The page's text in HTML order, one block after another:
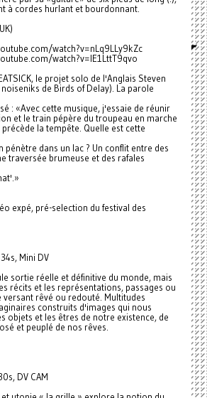
à cordes hurlant et bourdonnant.
watch?v=nLq9LLy9kZc
watch?v=lE1LttT9qvo
le projet solo de l'Anglais Steven
de Birds of Delay). La parole
: «Avec cette musique, j'essaie de réunir
et le train pépère du troupeau en marche
la tempête. Quelle est cette
pénètre dans un lac ? Un conflit entre des
traversée brumeuse et des rafales
expé, pré-selection du festival des
Mini DV
sortie réelle et définitive du monde, mais
récits et les représentations, passages ou
versant rêvé ou redouté. Multitudes
construits d'images qui nous
objets et les êtres de notre existence, de
et peuplé de nos rêves.
DV CAM